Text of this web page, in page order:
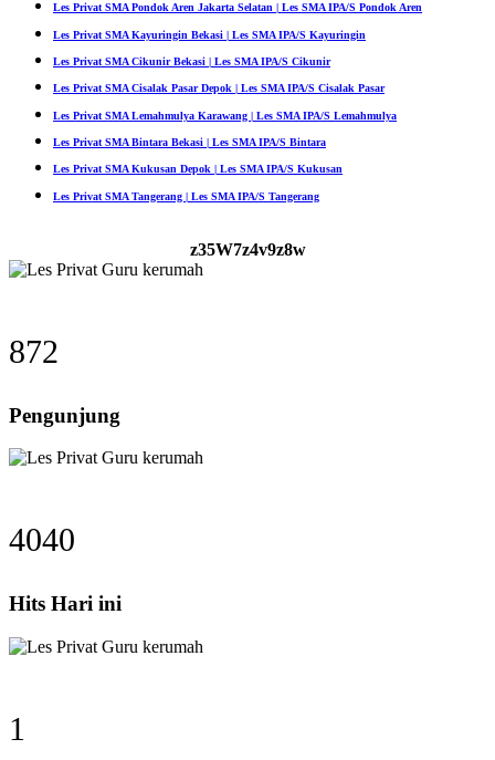
Les Privat SMA Pondok Aren Jakarta Selatan | Les SMA IPA/S Pondok Aren
Les Privat SMA Kayuringin Bekasi | Les SMA IPA/S Kayuringin
Les Privat SMA Cikunir Bekasi | Les SMA IPA/S Cikunir
Les Privat SMA Cisalak Pasar Depok | Les SMA IPA/S Cisalak Pasar
Les Privat SMA Lemahmulya Karawang | Les SMA IPA/S Lemahmulya
Les Privat SMA Bintara Bekasi | Les SMA IPA/S Bintara
Les Privat SMA Kukusan Depok | Les SMA IPA/S Kukusan
Les Privat SMA Tangerang | Les SMA IPA/S Tangerang
z35W7z4v9z8w
872
Pengunjung
4040
Hits Hari ini
1